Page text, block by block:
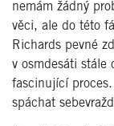
nemám žádný
věci, ale do této
Richards pevné
v osmdesáti stále
fascinující
spáchat